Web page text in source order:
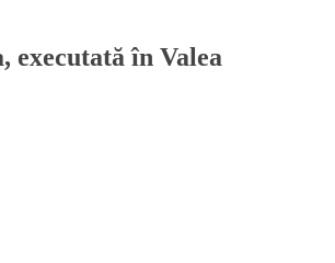
executată în Valea